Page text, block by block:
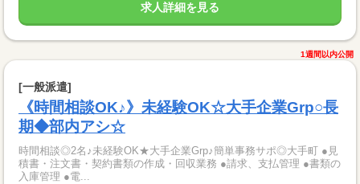
求人詳細を見る
1週間以内公開
[一般派遣]
《時間相談OK♪》未経験OK☆大手企業Grp○長
期◆部内アシ☆
時間相談◎2名♪未経験OK★大手企業Grp♪簡単事務サポ◎大手町 ●見
積書・注文書・契約書類の作成・回収業務 ●請求、支払管理 ●書類の
入庫管理 ●電...